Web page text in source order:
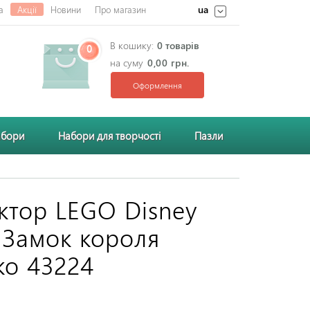
Акції Новини Про магазин ua
0 В кошику: 0 товарів
на суму 0,00 грн.
Оформлення
Набори для творчості Пазли
LEGO Disney
короля
43224